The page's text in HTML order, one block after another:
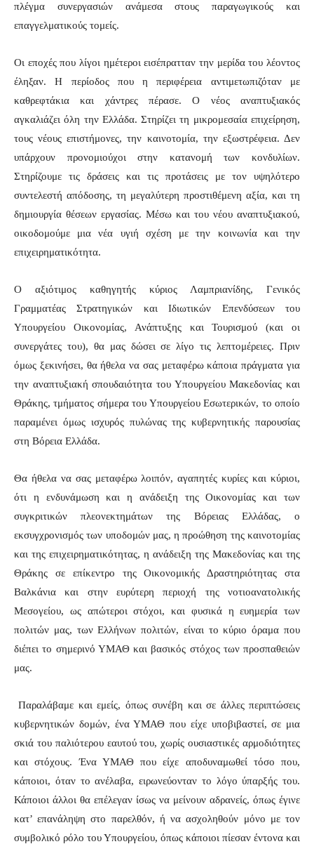
πλέγμα συνεργασιών ανάμεσα στους παραγωγικούς και
επαγγελματικούς τομείς.
Οι εποχές που λίγοι ημέτεροι εισέπρατταν την μερίδα του λέοντος
έληξαν. Η περίοδος που η περιφέρεια αντιμετωπιζόταν με
καθρεφτάκια και χάντρες πέρασε. Ο νέος αναπτυξιακός
αγκαλιάζει όλη την Ελλάδα. Στηρίζει τη μικρομεσαία επιχείρηση,
τους νέους επιστήμονες, την καινοτομία, την εξωστρέφεια. Δεν
υπάρχουν προνομιούχοι στην κατανομή των κονδυλίων.
Στηρίζουμε τις δράσεις και τις προτάσεις με τον υψηλότερο
συντελεστή απόδοσης, τη μεγαλύτερη προστιθέμενη αξία, και τη
δημιουργία θέσεων εργασίας. Μέσω και του νέου αναπτυξιακού,
οικοδομούμε μια νέα υγιή σχέση με την κοινωνία και την
επιχειρηματικότητα.
Ο αξιότιμος καθηγητής κύριος Λαμπριανίδης, Γενικός
Γραμματέας Στρατηγικών και Ιδιωτικών Επενδύσεων του
Υπουργείου Οικονομίας, Ανάπτυξης και Τουρισμού (και οι
συνεργάτες του), θα μας δώσει σε λίγο τις λεπτομέρειες. Πριν
όμως ξεκινήσει, θα ήθελα να σας μεταφέρω κάποια πράγματα για
την αναπτυξιακή σπουδαιότητα του Υπουργείου Μακεδονίας και
Θράκης, τμήματος σήμερα του Υπουργείου Εσωτερικών, το οποίο
παραμένει όμως ισχυρός πυλώνας της κυβερνητικής παρουσίας
στη Βόρεια Ελλάδα.
Θα ήθελα να σας μεταφέρω λοιπόν, αγαπητές κυρίες και κύριοι,
ότι η ενδυνάμωση και η ανάδειξη της Οικονομίας και των
συγκριτικών πλεονεκτημάτων της Βόρειας Ελλάδας, ο
εκσυγχρονισμός των υποδομών μας, η προώθηση της καινοτομίας
και της επιχειρηματικότητας, η ανάδειξη της Μακεδονίας και της
Θράκης σε επίκεντρο της Οικονομικής Δραστηριότητας στα
Βαλκάνια και στην ευρύτερη περιοχή της νοτιοανατολικής
Μεσογείου, ως απώτεροι στόχοι, και φυσικά η ευημερία των
πολιτών μας, των Ελλήνων πολιτών, είναι το κύριο όραμα που
διέπει το σημερινό ΥΜΑΘ και βασικός στόχος των προσπαθειών
μας.
Παραλάβαμε και εμείς, όπως συνέβη και σε άλλες περιπτώσεις
κυβερνητικών δομών, ένα ΥΜΑΘ που είχε υποβιβαστεί, σε μια
σκιά του παλιότερου εαυτού του, χωρίς ουσιαστικές αρμοδιότητες
και στόχους. Ένα ΥΜΑΘ που είχε αποδυναμωθεί τόσο που,
κάποιοι, όταν το ανέλαβα, ειρωνεύονταν το λόγο ύπαρξής του.
Κάποιοι άλλοι θα επέλεγαν ίσως να μείνουν αδρανείς, όπως έγινε
κατ’ επανάληψη στο παρελθόν, ή να ασχοληθούν μόνο με τον
συμβολικό ρόλο του Υπουργείου, όπως κάποιοι πίεσαν έντονα και